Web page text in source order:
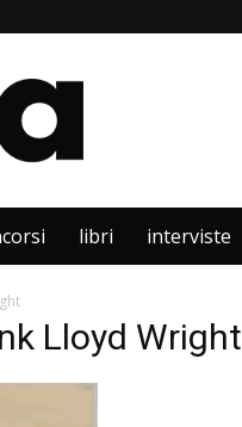
libri interviste
Lloyd Wright